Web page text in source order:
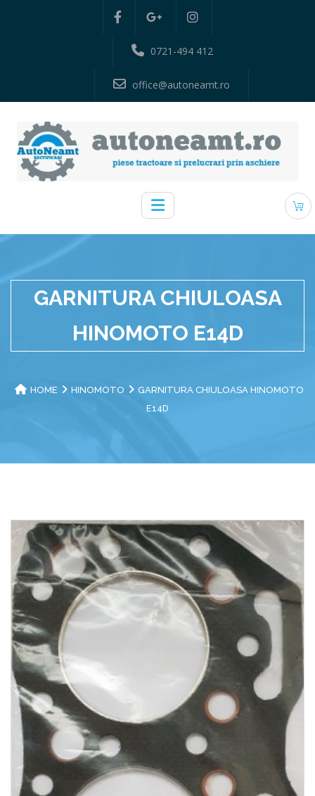
0721-494 412
office@autoneamt.ro
GARNITURA CHIULOASA
HINOMOTO E14D
HOME HINOMOTO
GARNITURA CHIULOASA HINOMOTO
E14D